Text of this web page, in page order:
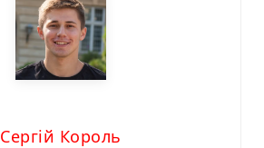
Сергій Король